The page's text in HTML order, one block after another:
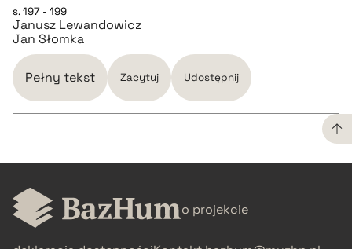
BIBTEX
pobierz cytat
s. 197 - 199
Janusz Lewandowicz
Jan Słomka
Pełny tekst Zacytuj Udostępnij
CZYSTY TEKST
pobierz cytat o projekcie